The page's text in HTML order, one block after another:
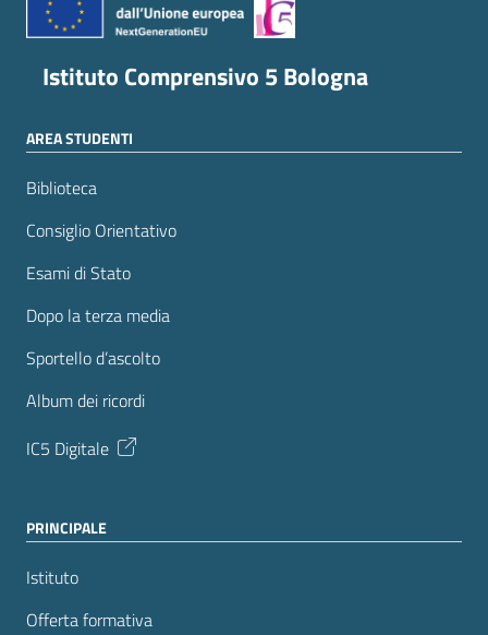
Istituto Comprensivo 5 Bologna
AREA STUDENTI
Biblioteca
Consiglio Orientativo
Esami di Stato
Dopo la terza media
Sportello d’ascolto
Album dei ricordi
IC5 Digitale
PRINCIPALE
Istituto
Offerta formativa